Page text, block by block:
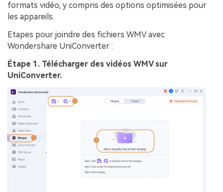
formats vidéo, y compris des options optimisées pour
les appareils.
Etapes pour joindre des fichiers WMV avec
Wondershare UniConverter :
Étape 1. Télécharger des vidéos WMV sur
UniConverter.